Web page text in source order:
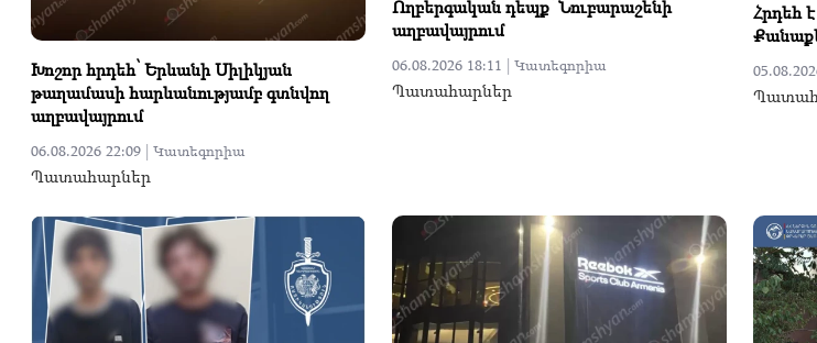
Խոշոր հրդեհ՝ Երևանի Սիլիկյան
թաղամասի հարևանությամբ գտնվող
աղբավայրում
06.08.2026 22:09 | Կատեգորիա
Պատահարներ
Ողբերգական դեպք՝ Նուբարաշենի
աղբավայրում
06.08.2026 18:11 | Կատեգորիա
Պատահարներ
Հրդեհ